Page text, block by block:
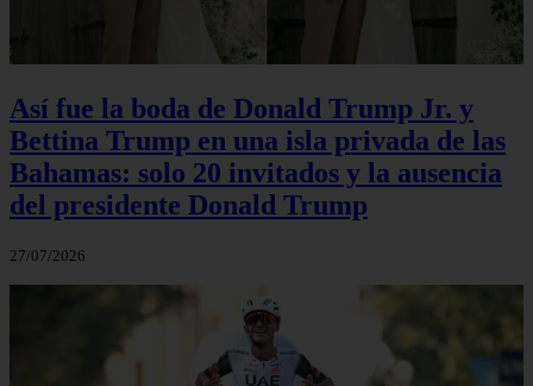
Así fue la boda de Donald Trump Jr. y
Bettina Trump en una isla privada de las
Bahamas: solo 20 invitados y la ausencia
del presidente Donald Trump
27/07/2026